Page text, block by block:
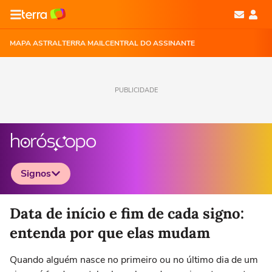
MAPA ASTRALTERRA MAILCENTRAL DO ASSINANTE
PUBLICIDADE
Signos
Selecione o signo para ver as notícias
Áries Touro Gêmeos Câncer
Data de início e fim de cada signo:
entenda por que elas mudam
Quando alguém nasce no primeiro ou no último dia de um